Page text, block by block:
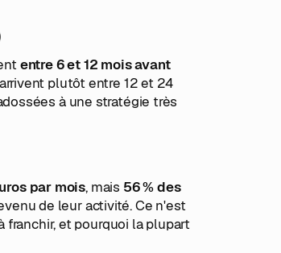
entre 6 et 12 mois avant
plutôt entre 12 et 24
à une stratégie très
par mois, mais 56 % des
de leur activité. Ce n'est
franchir, et pourquoi la plupart